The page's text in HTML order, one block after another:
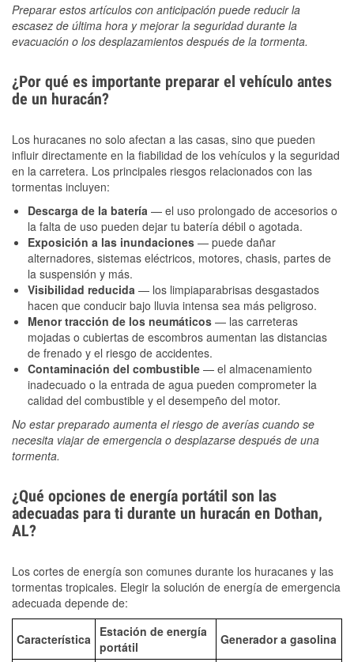
Preparar estos artículos con anticipación puede reducir la
escasez de última hora y mejorar la seguridad durante la
evacuación o los desplazamientos después de la tormenta.
¿Por qué es importante preparar el vehículo antes
de un huracán?
Los huracanes no solo afectan a las casas, sino que pueden
influir directamente en la fiabilidad de los vehículos y la seguridad
en la carretera. Los principales riesgos relacionados con las
tormentas incluyen:
Descarga de la batería — el uso prolongado de accesorios o
la falta de uso pueden dejar tu batería débil o agotada.
Exposición a las inundaciones — puede dañar
alternadores, sistemas eléctricos, motores, chasis, partes de
la suspensión y más.
Visibilidad reducida — los limpiaparabrisas desgastados
hacen que conducir bajo lluvia intensa sea más peligroso.
Menor tracción de los neumáticos — las carreteras
mojadas o cubiertas de escombros aumentan las distancias
de frenado y el riesgo de accidentes.
Contaminación del combustible — el almacenamiento
inadecuado o la entrada de agua pueden comprometer la
calidad del combustible y el desempeño del motor.
No estar preparado aumenta el riesgo de averías cuando se
necesita viajar de emergencia o desplazarse después de una
tormenta.
¿Qué opciones de energía portátil son las
adecuadas para ti durante un huracán en Dothan,
AL?
Los cortes de energía son comunes durante los huracanes y las
tormentas tropicales. Elegir la solución de energía de emergencia
adecuada depende de:
Característica
Estación de energía
portátil
Generador a gasolina